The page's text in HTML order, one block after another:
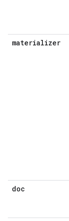
materializer
doc